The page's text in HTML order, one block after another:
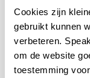
Cookies zijn
gebruikt kunnen
verbeteren.
om de website
toestemming
jouw